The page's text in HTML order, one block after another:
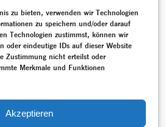
zu bieten, verwenden wir Technologien
zu speichern und/oder darauf
Technologien zustimmst, können wir
oder eindeutige IDs auf dieser Website
Zustimmung nicht erteilst oder
Merkmale und Funktionen
Akzeptieren
MEHR
–Ciupke, Christina–
–Forsythe, William